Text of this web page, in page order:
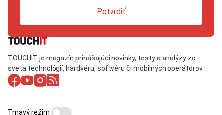
Potvrdiť
TOUCHIT je magazín prinášajúci novinky, testy a analýzy zo
sveta technológií, hardvéru, softvéru či mobilných operátorov.
Tmavý režim